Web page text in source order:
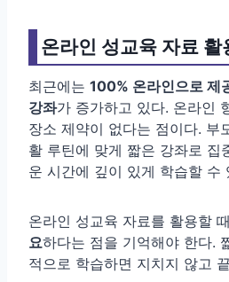
온라인 성교육 자료 활
최근에는 100% 온라인으로 제
강좌가 증가하고 있다. 온라인
장소 제약이 없다는 점이다. 부
활 루틴에 맞게 짧은 강좌로 집
운 시간에 깊이 있게 학습할 수
온라인 성교육 자료를 활용할
요하다는 점을 기억해야 한다.
적으로 학습하면 지치지 않고